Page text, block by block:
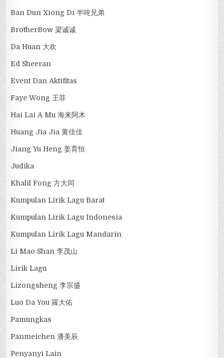
Ban Dun Xiong Di 半吨兄弟
BrotherBow 梁诚诚
Da Huan 大欢
Ed Sheeran
Event Dan Aktifitas
Faye Wong 王菲
Hai Lai A Mu 海来阿木
Huang Jia Jia 黄佳佳
Jiang Yu Heng 姜育恒
Judika
Khalil Fong 方大同
Kumpulan Lirik Lagu Barat
Kumpulan Lirik Lagu Indonesia
Kumpulan Lirik Lagu Mandarin
Li Mao Shan 李茂山
Lirik Lagu
Lizongsheng 李宗盛
Luo Da You 羅大佑
Pamungkas
Panmeichen 潘美辰
Penyanyi Lain